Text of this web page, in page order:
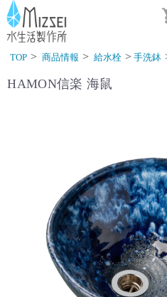
商品情報｜水生
TOP 商品情報 給水栓 手洗鉢
HAMON信楽 海鼠